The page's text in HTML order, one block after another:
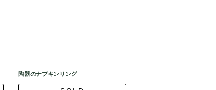
陶器のナプキンリング